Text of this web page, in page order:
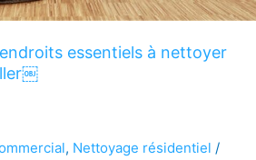
essentiels à nettoyer
, Nettoyage résidentiel /